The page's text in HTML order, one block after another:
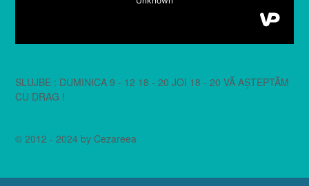
SLUJBE : DUMINICA 9 - 12 18 - 20 JOI 18 - 20 VĂ AȘTEPTĂM
CU DRAG !
© 2012 - 2024 by Cezareea